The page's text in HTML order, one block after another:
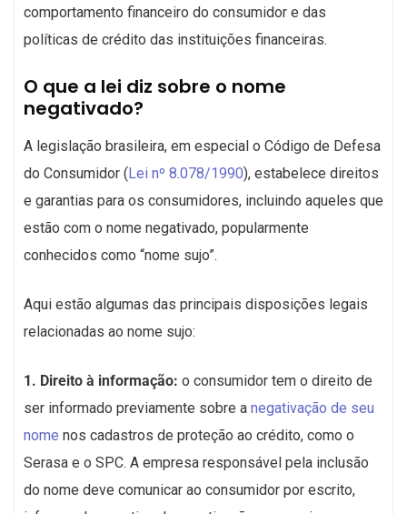
comportamento financeiro do consumidor e das
políticas de crédito das instituições financeiras.
O que a lei diz sobre o nome
negativado?
A legislação brasileira, em especial o Código de Defesa
do Consumidor (Lei nº 8.078/1990), estabelece direitos
e garantias para os consumidores, incluindo aqueles que
estão com o nome negativado, popularmente
conhecidos como “nome sujo”.
Aqui estão algumas das principais disposições legais
relacionadas ao nome sujo:
1. Direito à informação: o consumidor tem o direito de
ser informado previamente sobre a negativação de seu
nome nos cadastros de proteção ao crédito, como o
Serasa e o SPC. A empresa responsável pela inclusão
do nome deve comunicar ao consumidor por escrito,